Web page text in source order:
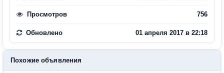
Просмотров 756
Обновлено 01 апреля 2017 в 22:18
Похожие объявления